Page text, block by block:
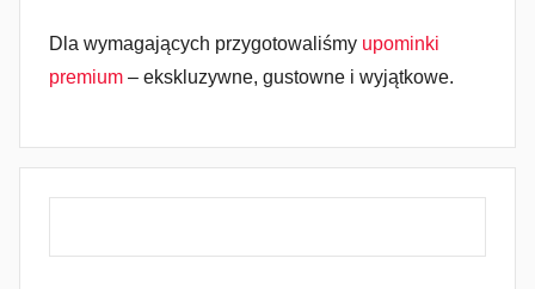
Dla wymagających przygotowaliśmy upominki
premium – ekskluzywne, gustowne i wyjątkowe.